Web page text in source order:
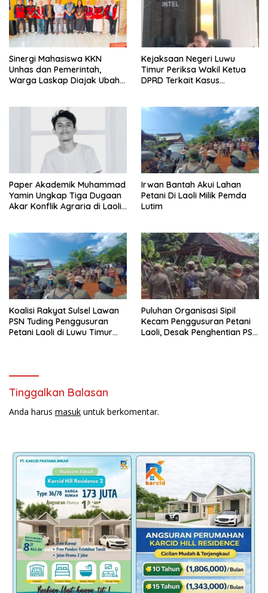
Sinergi Mahasiswa KKN
Unhas dan Pemerintah,
Warga Laskap Diajak Ubah
Kejaksaan Negeri Luwu
Timur Periksa Wakil Ketua
DPRD Terkait Kasus
Paper Akademik Muhammad
Yamin Ungkap Tiga Dugaan
Akar Konflik Agraria di Laoli
Irwan Bantah Akui Lahan
Petani Di Laoli Milik Pemda
Lutim
Koalisi Rakyat Sulsel Lawan
PSN Tuding Penggusuran
Petani Laoli di Luwu Timur
Puluhan Organisasi Sipil
Kecam Penggusuran Petani
Laoli, Desak Penghentian PSN
Tinggalkan Balasan
Anda harus masuk untuk berkomentar.